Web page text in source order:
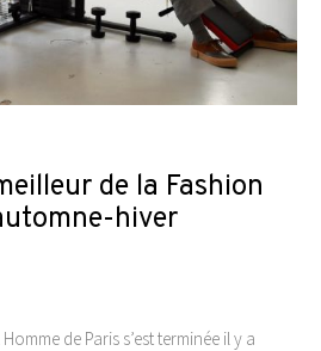
de la Fashion
hiver
de Paris s’est terminée il y a